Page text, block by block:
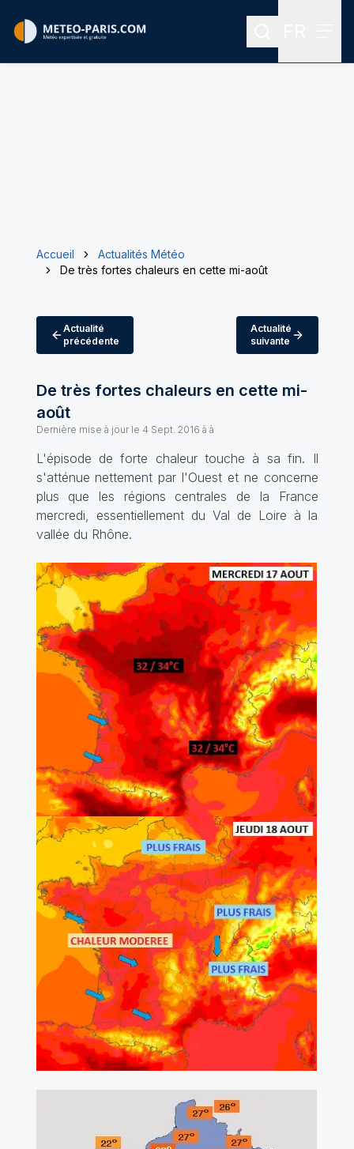
Rechercher
Accueil
Actualités Météo
De très fortes chaleurs en cette mi-août
Actualité
précédente
Actualité
suivante
De très fortes chaleurs en cette mi-
août
Dernière mise à jour le 4 Sept. 2016 à à
L'épisode de forte chaleur touche à sa fin. Il
s'atténue nettement par l'Ouest et ne concerne
plus que les régions centrales de la France
mercredi, essentiellement du Val de Loire à la
vallée du Rhône.